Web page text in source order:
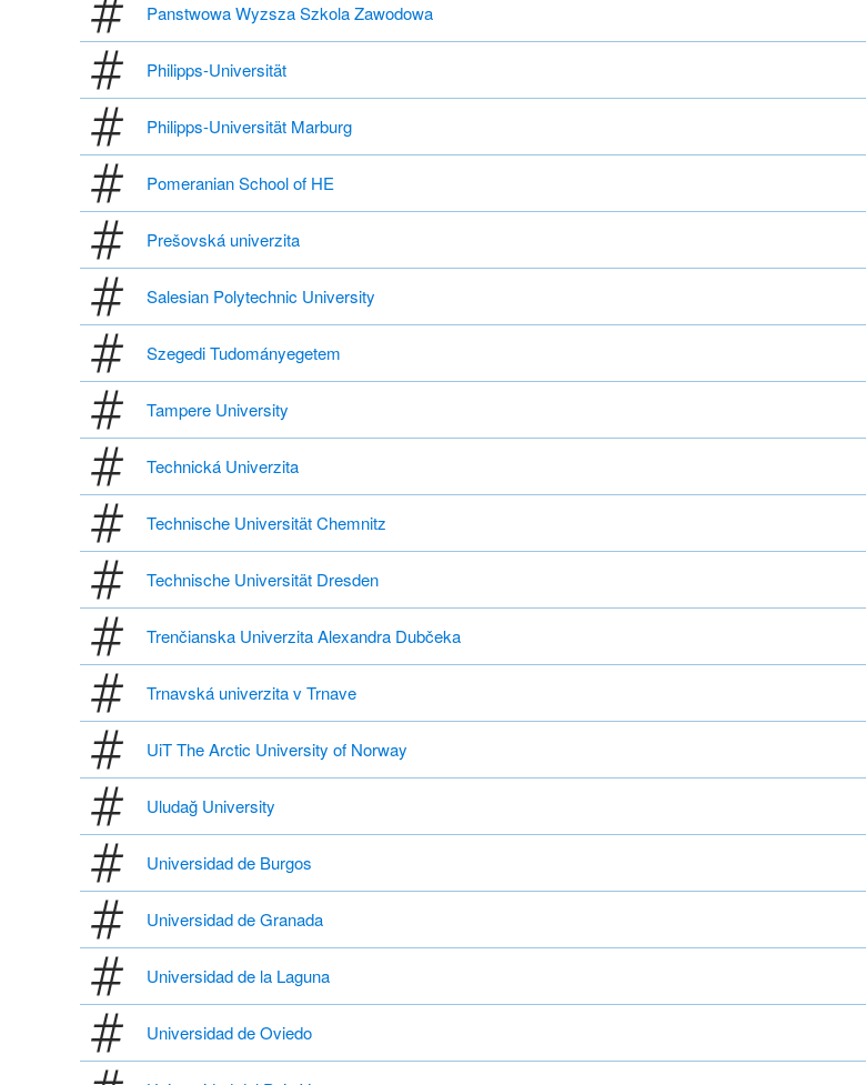
Panstwowa Wyzsza Szkola Zawodowa
Philipps-Universität
Philipps-Universität Marburg
Pomeranian School of HE
Prešovská univerzita
Salesian Polytechnic University
Szegedi Tudományegetem
Tampere University
Technická Univerzita
Technische Universität Chemnitz
Technische Universität Dresden
Trenčianska Univerzita Alexandra Dubčeka
Trnavská univerzita v Trnave
UiT The Arctic University of Norway
Uludağ University
Universidad de Burgos
Universidad de Granada
Universidad de la Laguna
Universidad de Oviedo